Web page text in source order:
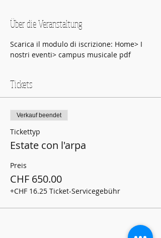
Über die Veranstaltung
Scarica il modulo di iscrizione: Home> I
nostri eventi> campus musicale pdf
Tickets
Verkauf beendet
Tickettyp
Estate con l'arpa
Preis
CHF 650.00
+CHF 16.25 Ticket-Servicegebühr